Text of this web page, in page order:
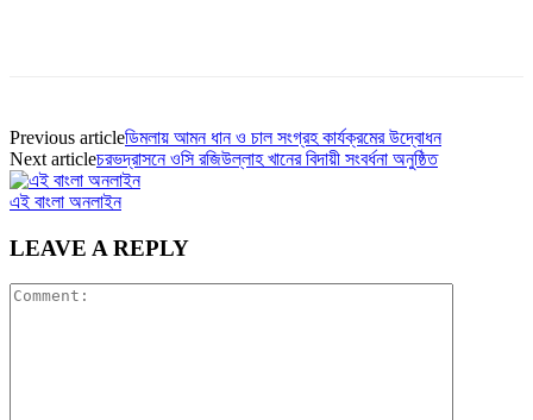
Previous articleডিমলায় আমন ধান ও চাল সংগ্রহ কার্যক্রমের উদ্বোধন
Next articleচরভদ্রাসনে ওসি রজিউল্লাহ খানের বিদায়ী সংবর্ধনা অনুষ্ঠিত
এই বাংলা অনলাইন
LEAVE A REPLY